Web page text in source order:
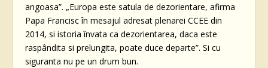
angoasa”. „Europa este satula de dezorientare, afirma
Papa Francisc în mesajul adresat plenarei CCEE din
2014, si istoria învata ca dezorientarea, daca este
raspândita si prelungita, poate duce departe”. Si cu
siguranta nu pe un drum bun.